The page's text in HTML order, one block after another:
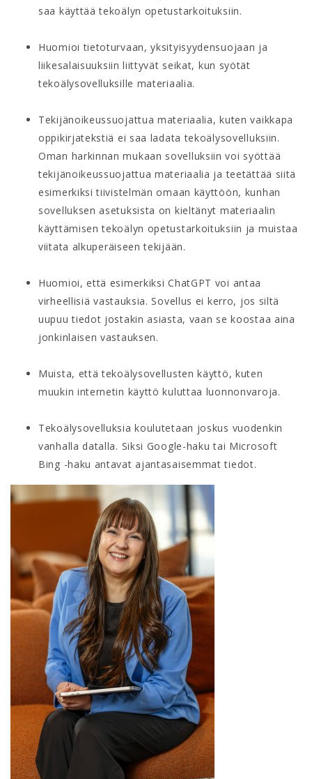
saa käyttää tekoälyn opetustarkoituksiin.
Huomioi tietoturvaan, yksityisyydensuojaan ja
liikesalaisuuksiin liittyvät seikat, kun syötät
tekoälysovelluksille materiaalia.
Tekijänoikeussuojattua materiaalia, kuten vaikkapa
oppikirjatekstiä ei saa ladata tekoälysovelluksiin.
Oman harkinnan mukaan sovelluksiin voi syöttää
tekijänoikeussuojattua materiaalia ja teetättää siitä
esimerkiksi tiivistelmän omaan käyttöön, kunhan
sovelluksen asetuksista on kieltänyt materiaalin
käyttämisen tekoälyn opetustarkoituksiin ja muistaa
viitata alkuperäiseen tekijään.
Huomioi, että esimerkiksi ChatGPT voi antaa
virheellisiä vastauksia. Sovellus ei kerro, jos siltä
uupuu tiedot jostakin asiasta, vaan se koostaa aina
jonkinlaisen vastauksen.
Muista, että tekoälysovellusten käyttö, kuten
muukin internetin käyttö kuluttaa luonnonvaroja.
Tekoälysovelluksia koulutetaan joskus vuodenkin
vanhalla datalla. Siksi Google-haku tai Microsoft
Bing -haku antavat ajantasaisemmat tiedot.